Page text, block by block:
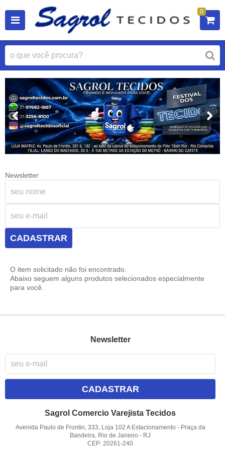
0
Newsletter
CADASTRAR
O item solicitado não foi encontrado.
Abaixo seguem alguns produtos selecionados especialmente
para você.
Newsletter
CADASTRAR
Sagrol Comercio Varejista Tecidos
Avenida Paulo de Frontin, 333, Loja 102 A Estacionamento - Praça da
Bandeira, Rio de Janeiro - RJ
CEP: 20261-240